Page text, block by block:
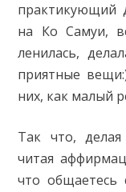
практикующий
на Ко Самуи,
ленилась,
приятные
них, как малый
Так что,
читая
что общаетесь